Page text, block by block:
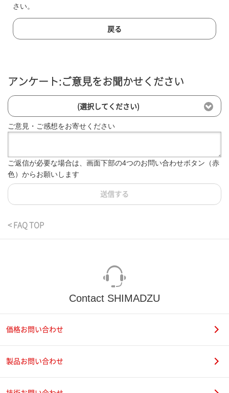
さい。
戻る
アンケート:ご意見をお聞かせください
(選択してください)
ご意見・ご感想をお寄せください
ご返信が必要な場合は、画面下部の4つのお問い合わせボタン（赤
色）からお願いします
送信する
< FAQ TOP
Contact SHIMADZU
価格お問い合わせ
製品お問い合わせ